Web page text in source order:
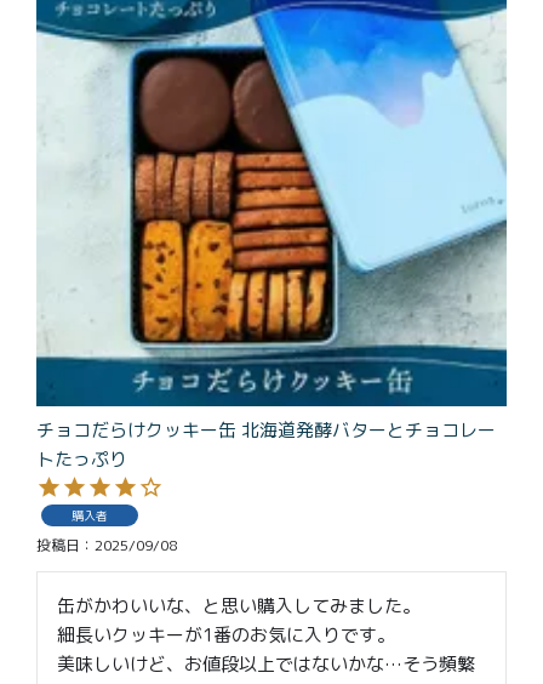
プライバシーポリシー
特定商取引法に基づく表記
チョコだらけクッキー缶 北海道発酵バターとチョコレー
トたっぷり
購入者
投稿日 2025/09/08
缶がかわいいな、と思い購入してみました。
細長いクッキーが1番のお気に入りです。
美味しいけど、お値段以上ではないかな…そう頻繁